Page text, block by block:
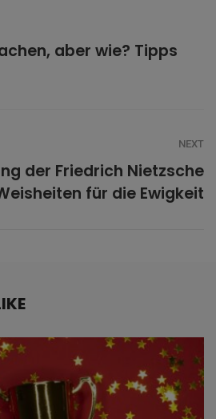
aber wie? Tipps
NEXT
der Friedrich Nietzsche
für die Ewigkeit